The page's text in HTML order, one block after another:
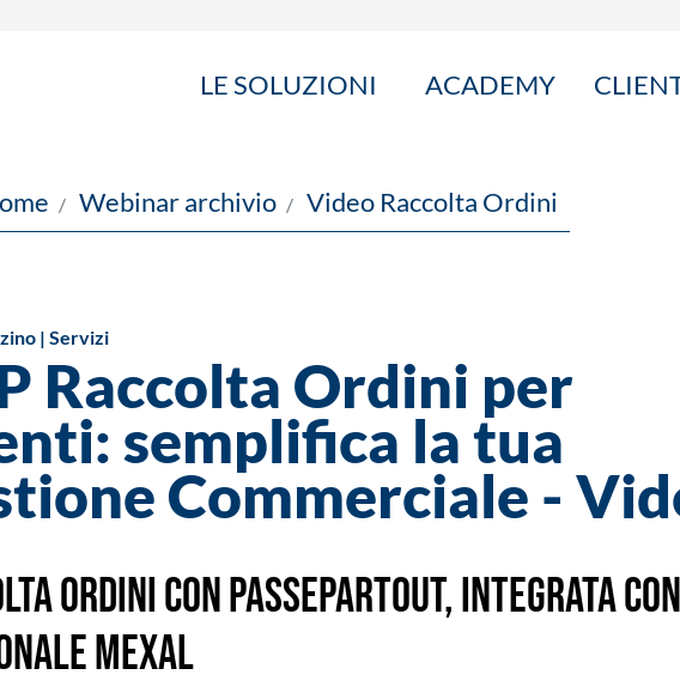
LE SOLUZIONI ACADEMY
Webinar archivio Video Raccolta Ordini
| Servizi
Raccolta Ordini per
semplifica la tua
Commerciale -
ORDINI CON PASSEPARTOUT, INTEGRATA
MEXAL